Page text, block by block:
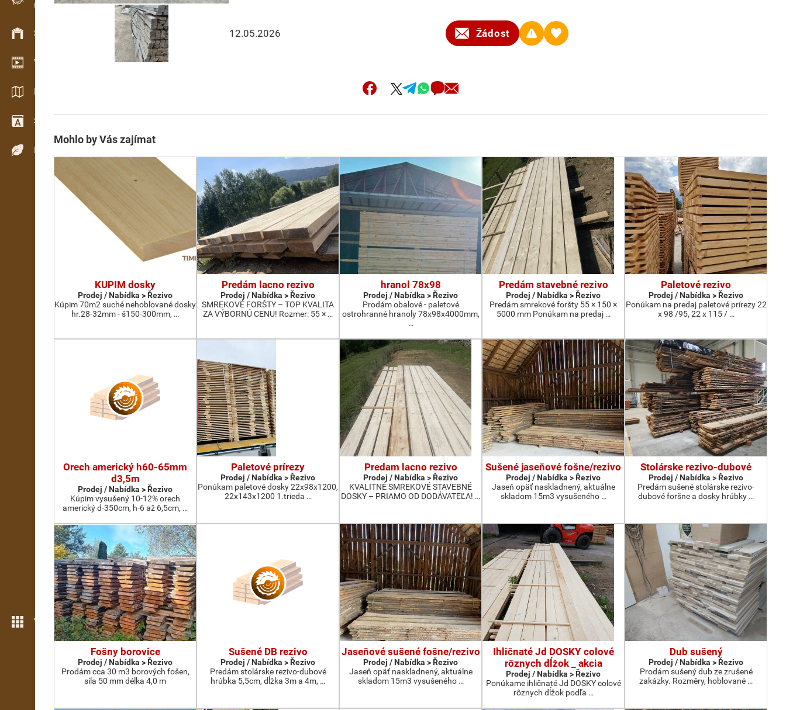
Evidence dřeva v terénu
Skladové hospodářství
Video showroom
Katalogy / Brožury
Slovník
Dřeviny
Více možností
12.05.2026 Žádost
Mohlo by Vás zajímat
KUPIM dosky
Prodej / Nabídka > Řezivo
Kúpim 70m2 suché nehoblované dosky
hr.28-32mm - š150-300mm, …
Predám lacno rezivo
Prodej / Nabídka > Řezivo
SMREKOVÉ FORŠTY – TOP KVALITA
ZA VÝBORNÚ CENU! Rozmer: 55 × …
hranol 78x98
Prodej / Nabídka > Řezivo
Prodám obalové - paletové
ostrohranné hranoly 78x98x4000mm,
…
Predám stavebné rezivo
Prodej / Nabídka > Řezivo
Predám smrekové foršty 55 × 150 ×
5000 mm Ponúkam na predaj …
Paletové rezivo
Prodej / Nabídka > Řezivo
Ponúkam na predaj paletové prírezy 22
x 98 /95, 22 x 115 / …
Orech americký h60-65mm
d3,5m
Prodej / Nabídka > Řezivo
Kúpim vysušený 10-12% orech
americký d-350cm, h-6 až 6,5cm, …
Paletové prírezy
Prodej / Nabídka > Řezivo
Ponúkam paletové dosky 22x98x1200,
22x143x1200 1.trieda …
Predam lacno rezivo
Prodej / Nabídka > Řezivo
KVALITNÉ SMREKOVÉ STAVEBNÉ
DOSKY – PRIAMO OD DODÁVATEĽA! …
Sušené jaseňové fošne/rezivo
Prodej / Nabídka > Řezivo
Jaseň opäť naskladnený, aktuálne
skladom 15m3 vysušeného …
Stolárske rezivo-dubové
Prodej / Nabídka > Řezivo
Predám sušené stolárske rezivo-
dubové foršne a dosky hrúbky …
Fošny borovice
Prodej / Nabídka > Řezivo
Prodám cca 30 m3 borových fošen,
síla 50 mm délka 4,0 m
Sušené DB rezivo
Prodej / Nabídka > Řezivo
Predám stolárske rezivo-dubové
hrúbka 5,5cm, dĺžka 3m a 4m, …
Jaseňové sušené fošne/rezivo
Prodej / Nabídka > Řezivo
Jaseň opäť naskladnený, aktuálne
skladom 15m3 vysušeného …
Ihličnaté Jd DOSKY colové
rôznych dĺžok _ akcia
Prodej / Nabídka > Řezivo
Ponúkame ihličnaté Jd DOSKY colové
rôznych dĺžok podľa …
Dub sušený
Prodej / Nabídka > Řezivo
Prodám sušený dub ze zrušené
zakázky. Rozměry, hoblované …